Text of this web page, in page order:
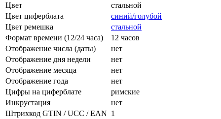
Цвет
стальной
Цвет циферблата
синий/голубой
Цвет ремешка
стальной
Формат времени (12/24 часа)
12 часов
Отображение числа (даты)
нет
Отображение дня недели
нет
Отображение месяца
нет
Отображение года
нет
Цифры на циферблате
римские
Инкрустация
нет
Штрихкод GTIN / UCC / EAN 1